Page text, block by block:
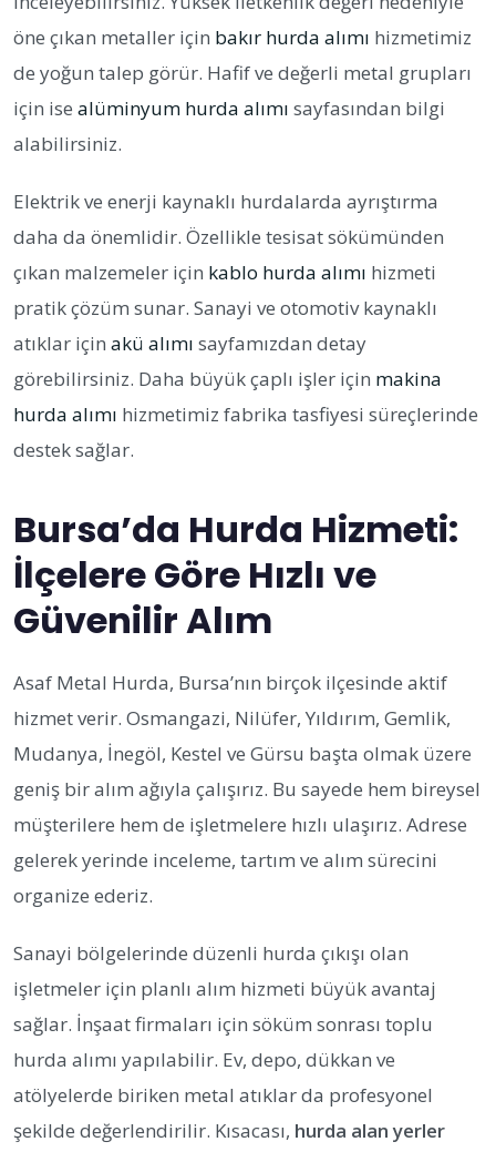
öne çıkan metaller için bakır hurda alımı hizmetimiz
de yoğun talep görür. Hafif ve değerli metal grupları
için ise alüminyum hurda alımı sayfasından bilgi
alabilirsiniz.
Elektrik ve enerji kaynaklı hurdalarda ayrıştırma
daha da önemlidir. Özellikle tesisat sökümünden
çıkan malzemeler için kablo hurda alımı hizmeti
pratik çözüm sunar. Sanayi ve otomotiv kaynaklı
atıklar için akü alımı sayfamızdan detay
görebilirsiniz. Daha büyük çaplı işler için makina
hurda alımı hizmetimiz fabrika tasfiyesi süreçlerinde
destek sağlar.
Bursa’da Hurda Hizmeti:
İlçelere Göre Hızlı ve
Güvenilir Alım
Asaf Metal Hurda, Bursa’nın birçok ilçesinde aktif
hizmet verir. Osmangazi, Nilüfer, Yıldırım, Gemlik,
Mudanya, İnegöl, Kestel ve Gürsu başta olmak üzere
geniş bir alım ağıyla çalışırız. Bu sayede hem bireysel
müşterilere hem de işletmelere hızlı ulaşırız. Adrese
gelerek yerinde inceleme, tartım ve alım sürecini
organize ederiz.
Sanayi bölgelerinde düzenli hurda çıkışı olan
işletmeler için planlı alım hizmeti büyük avantaj
sağlar. İnşaat firmaları için söküm sonrası toplu
hurda alımı yapılabilir. Ev, depo, dükkan ve
atölyelerde biriken metal atıklar da profesyonel
şekilde değerlendirilir. Kısacası, hurda alan yerler